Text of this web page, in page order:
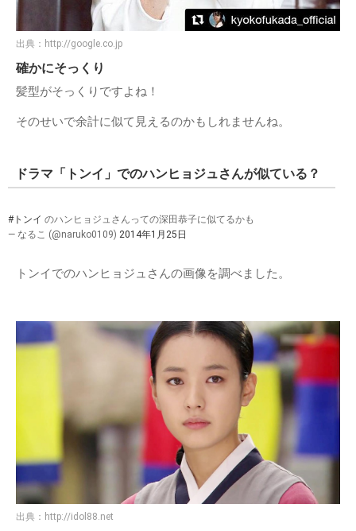
出典： http://google.co.jp
確かにそっくり
髪型がそっくりですよね！
そのせいで余計に似て見えるのかもしれませんね。
ドラマ「トンイ」でのハンヒョジュさんが似ている？
#トンイ のハンヒョジュさんっての深田恭子に似てるかも
— なるこ (@naruko0109) 2014年1月25日
トンイでのハンヒョジュさんの画像を調べました。
出典： http://idol88.net